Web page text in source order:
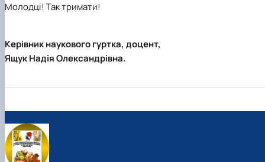
Молодці! Так тримати!
Керівник наукового гуртка, доцент,
Ящук Надія Олександрівна.